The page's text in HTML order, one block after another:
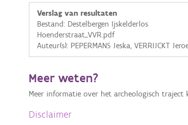
Basis Lagen
Ortho
GRB-Basiskaart in grijswaarden
Verslag van resultaten
Bestand: Destelbergen Ijskelderlos
Hoenderstraat_VVR.pdf
Auteur(s): PEPERMANS Jeska, VERRIJCKT
Meer weten?
Meer informatie over het archeologisch
Disclaimer